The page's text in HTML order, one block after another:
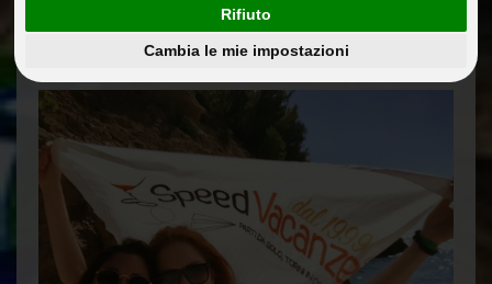
Rifiuto
Cambia le mie impostazioni
Diario di viaggio: Spagna, Baleari e Francia a bordo di
MSC DIVINA 5*Guide Di Viaggio